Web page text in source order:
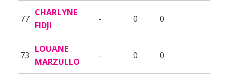
77
CHARLYNE
FIDJI
- 0 0
73
LOUANE
MARZULLO
- 0 0